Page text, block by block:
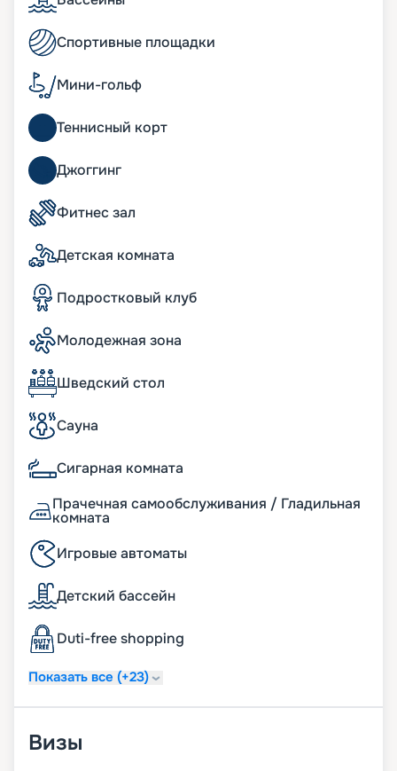
Развлечения на лайнере
Богатейшая инфраструктура плавучего мини-
города не даст заскучать, что подтверждают
восторженные отзывы туристов. Шоу мирового
класса в Strand Theatre, игра на удачу в Royal
Palm Casino, дискотеки в Club 33 Disco обрадуют
вы мечтаете о тихом любовании природой, то
вас ждут удобные шезлонги на палубе.
Восстановить силы помогут спа-комплекс Aurea
Spa и Wellness-центр. Также к услугам
фитнес-зал, сауна, джакузи, 4D-кинотеатр – и
множество других развлечений. Для юных
путешественников обустроены интереснейшие
игровые зоны, подростковые клубы, бассейн,
водяные горки.
Вы можете купить путевку на нашем сайте
расписание туров, маршруты на 2026 - 2027 г.,
схема размещения и описание кают, цена
путевки, фото интерьеров. Если у вас появились
вопросы, опытные консультанты с
бронирования позвонит вам выбрать самые
Спортивные площадки
Мини-гольф
Теннисный корт
Джоггинг
Фитнес зал
Детская комната
Подростковый клуб
Молодежная зона
Шведский стол
Сауна
Сигарная комната
Прачечная самообслуживания / Гладильная
комната
Игровые автоматы
Детский бассейн
Duti-free shopping
Показать все (+23)
Визы